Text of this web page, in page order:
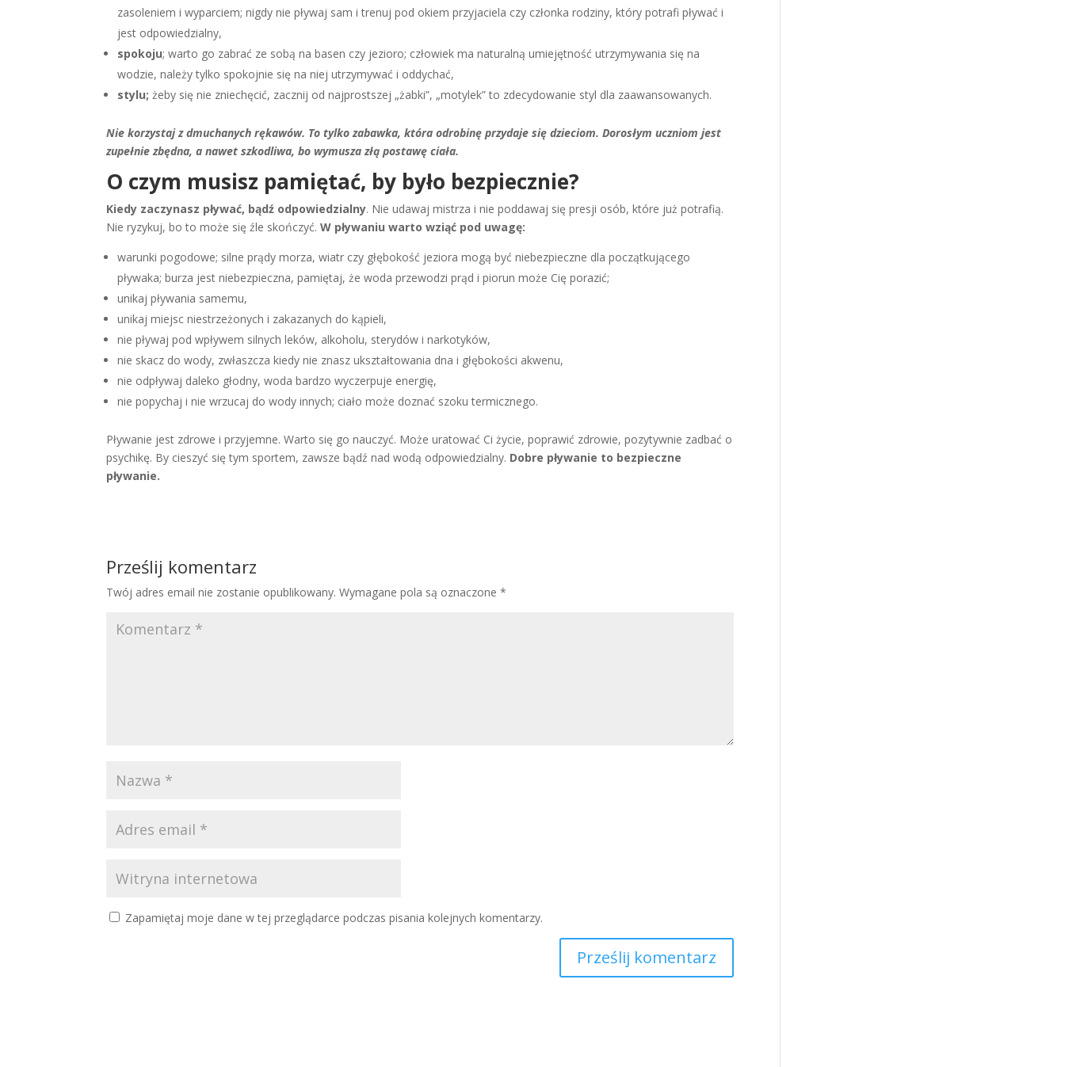
zasoleniem i wyparciem; nigdy nie pływaj sam i trenuj pod okiem przyjaciela czy członka rodziny, który potrafi pływać i
jest odpowiedzialny,
spokoju; warto go zabrać ze sobą na basen czy jezioro; człowiek ma naturalną umiejętność utrzymywania się na
wodzie, należy tylko spokojnie się na niej utrzymywać i oddychać,
stylu; żeby się nie zniechęcić, zacznij od najprostszej „żabki”, „motylek” to zdecydowanie styl dla zaawansowanych.
Nie korzystaj z dmuchanych rękawów. To tylko zabawka, która odrobinę przydaje się dzieciom. Dorosłym uczniom jest
zupełnie zbędna, a nawet szkodliwa, bo wymusza złą postawę ciała.
O czym musisz pamiętać, by było bezpiecznie?
Kiedy zaczynasz pływać, bądź odpowiedzialny. Nie udawaj mistrza i nie poddawaj się presji osób, które już potrafią.
Nie ryzykuj, bo to może się źle skończyć.W pływaniu warto wziąć pod uwagę:
warunki pogodowe; silne prądy morza, wiatr czy głębokość jeziora mogą być niebezpieczne dla początkującego
pływaka; burza jest niebezpieczna, pamiętaj, że woda przewodzi prąd i piorun może Cię porazić;
unikaj pływania samemu,
unikaj miejsc niestrzeżonych i zakazanych do kąpieli,
nie pływaj pod wpływem silnych leków, alkoholu, sterydów i narkotyków,
nie skacz do wody, zwłaszcza kiedy nie znasz ukształtowania dna i głębokości akwenu,
nie odpływaj daleko głodny, woda bardzo wyczerpuje energię,
nie popychaj i nie wrzucaj do wody innych; ciało może doznać szoku termicznego.
Pływanie jest zdrowe i przyjemne. Warto się go nauczyć. Może uratować Ci życie, poprawić zdrowie, pozytywnie zadbać o
psychikę. By cieszyć się tym sportem, zawsze bądź nad wodą odpowiedzialny. Dobre pływanie to bezpieczne
pływanie.
Prześlij komentarz
Twój adres email nie zostanie opublikowany. Wymagane pola są oznaczone*
Zapamiętaj moje dane w tej przeglądarce podczas pisania kolejnych komentarzy.